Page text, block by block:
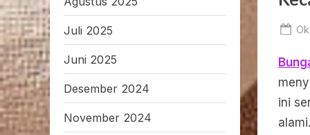
ini
Juli 2025
Juni 2025
Desember 2024
November 2024